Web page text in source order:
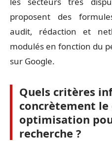
proposent des
audit, rédaction et
modulés en fonction du
sur Google.
Quels critères
concrètement le
optimisation
recherche ?